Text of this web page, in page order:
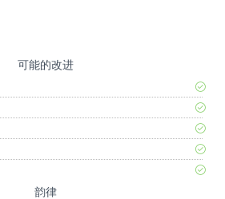
可能的改进
韵律